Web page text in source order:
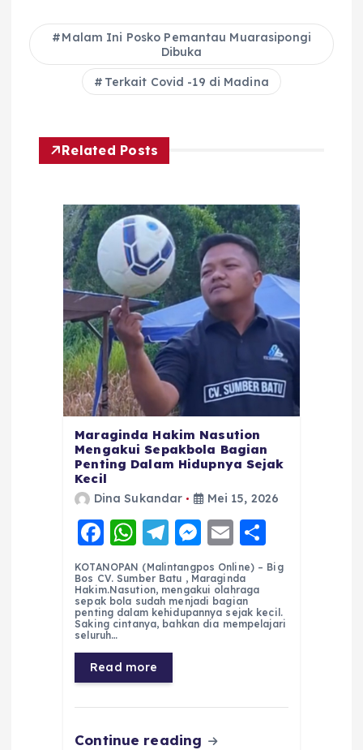
Malam Ini Posko Pemantau Muarasipongi
Dibuka
Terkait Covid -19 di Madina
Related Posts
Maraginda Hakim Nasution
Mengakui Sepakbola Bagian
Penting Dalam Hidupnya Sejak
Kecil
Dina Sukandar Mei 15, 2026
F
a
c
e
b
o
o
k
W
h
a
ts
A
p
p
T
el
e
g
r
a
m
M
e
ss
e
n
E
m
ai
l
h
re
KOTANOPAN (Malintangpos Online) – Big
Bos CV. Sumber Batu , Maraginda
Hakim.Nasution, mengakui olahraga
sepak bola sudah menjadi bagian
penting dalam kehidupannya sejak kecil.
Saking cintanya, bahkan dia mempelajari
seluruh…
Read more
Continue reading